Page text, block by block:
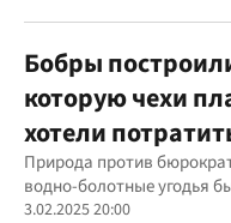
Бобры
которую чехи
хотели
Природа против
водно-болотные угодья
3.02.2025 20:00